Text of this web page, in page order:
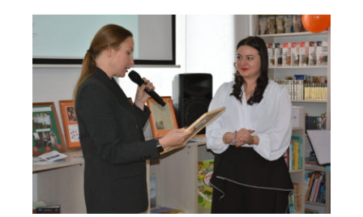
Навигация
по
записям